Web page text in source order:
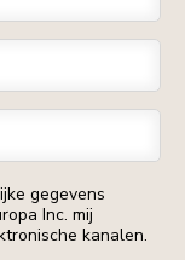
gegevens
Inc. mij
kanalen.